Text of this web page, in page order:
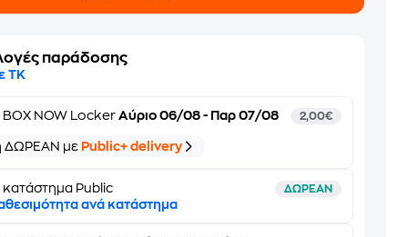
παράδοσης
ΤΚ
BOX NOW Locker Αύριο 06/08 - Παρ 07/08 2,00€
ΔΩΡΕΑΝ με Public+ delivery
κατάστημα Public ΔΩΡΕΑΝ
ανά κατάστημα